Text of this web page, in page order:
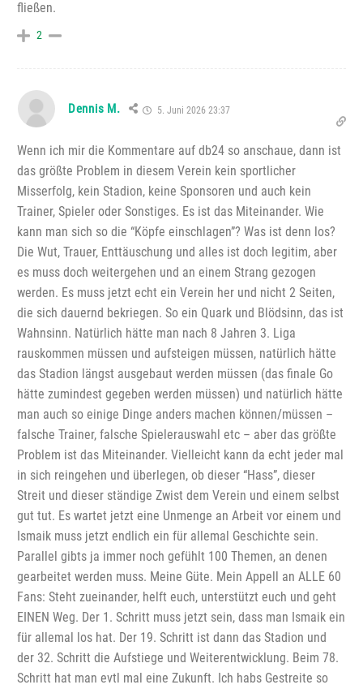
fließen.
2
Dennis M. 5. Juni 2026 23:37
Wenn ich mir die Kommentare auf db24 so anschaue, dann ist
das größte Problem in diesem Verein kein sportlicher
Misserfolg, kein Stadion, keine Sponsoren und auch kein
Trainer, Spieler oder Sonstiges. Es ist das Miteinander. Wie
kann man sich so die “Köpfe einschlagen”? Was ist denn los?
Die Wut, Trauer, Enttäuschung und alles ist doch legitim, aber
es muss doch weitergehen und an einem Strang gezogen
werden. Es muss jetzt echt ein Verein her und nicht 2 Seiten,
die sich dauernd bekriegen. So ein Quark und Blödsinn, das ist
Wahnsinn. Natürlich hätte man nach 8 Jahren 3. Liga
rauskommen müssen und aufsteigen müssen, natürlich hätte
das Stadion längst ausgebaut werden müssen (das finale Go
hätte zumindest gegeben werden müssen) und natürlich hätte
man auch so einige Dinge anders machen können/müssen –
falsche Trainer, falsche Spielerauswahl etc – aber das größte
Problem ist das Miteinander. Vielleicht kann da echt jeder mal
in sich reingehen und überlegen, ob dieser “Hass”, dieser
Streit und dieser ständige Zwist dem Verein und einem selbst
gut tut. Es wartet jetzt eine Unmenge an Arbeit vor einem und
Ismaik muss jetzt endlich ein für allemal Geschichte sein.
Parallel gibts ja immer noch gefühlt 100 Themen, an denen
gearbeitet werden muss. Meine Güte. Mein Appell an ALLE 60
Fans: Steht zueinander, helft euch, unterstützt euch und geht
EINEN Weg. Der 1. Schritt muss jetzt sein, dass man Ismaik ein
für allemal los hat. Der 19. Schritt ist dann das Stadion und
der 32. Schritt die Aufstiege und Weiterentwicklung. Beim 78.
Schritt hat man evtl mal eine Zukunft. Ich habs Gestreite so